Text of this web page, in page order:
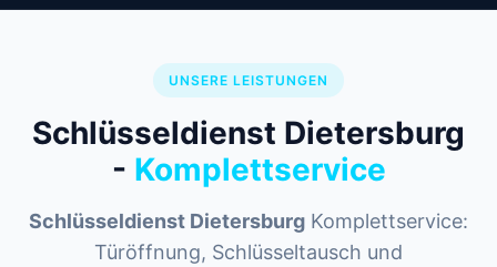
UNSERE LEISTUNGEN
Schlüsseldienst Dietersburg
- Komplettservice
Schlüsseldienst Dietersburg Komplettservice:
Türöffnung, Schlüsseltausch und